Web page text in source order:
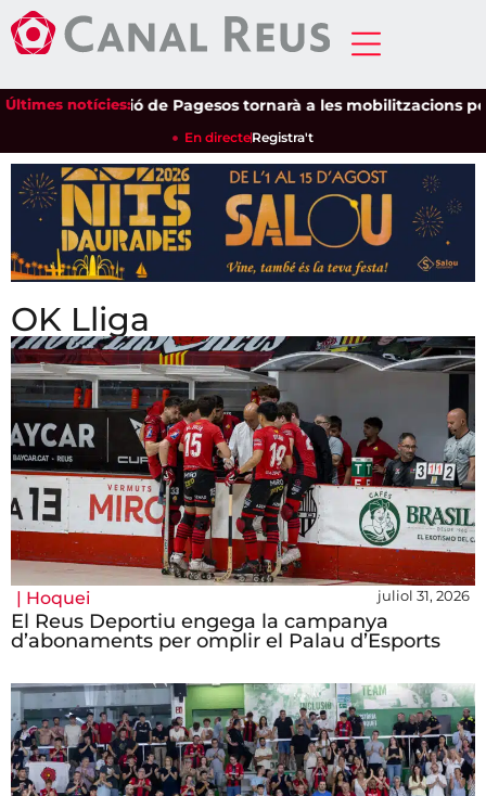
Últimes notícies:
Unió de Pagesos tornarà a les mobilitzacions per
En directeRegistra't
OK Lliga
| Hoquei juliol 31, 2026
El Reus Deportiu engega la campanya
d’abonaments per omplir el Palau d’Esports